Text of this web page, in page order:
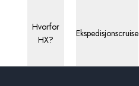
Hvorfor
HX?
Ekspedisjonscruise